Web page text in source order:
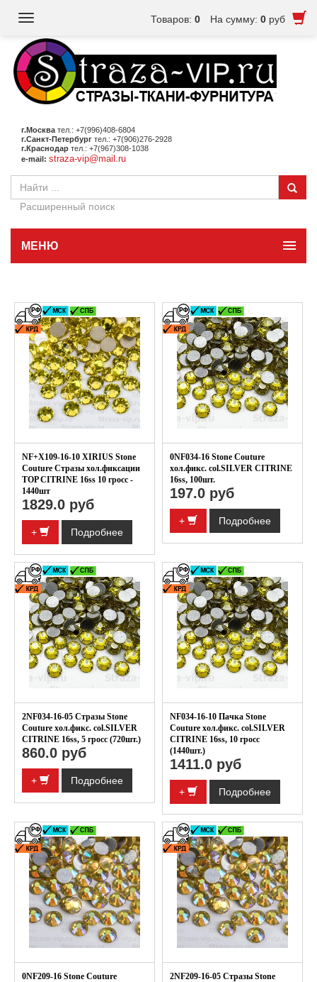
Товаров: 0 На сумму: 0 руб
Toggle
г.Москва тел.: +7(996)408-6804
г.Санкт-Петербург тел.: +7(906)276-2928
г.Краснодар тел.: +7(967)308-1038
e-mail: straza-vip@mail.ru
Расширенный поиск
МЕНЮ
NF+X109-16-10 XIRIUS Stone
Couture Стразы хол.фиксации
TOP CITRINE 16ss 10 гросс -
1440шт
1829.0 руб
+ Подробнее
0NF034-16 Stone Couture
хол.фикс. col.SILVER CITRINE
16ss, 100шт.
197.0 руб
+ Подробнее
2NF034-16-05 Стразы Stone
Couture хол.фикс. col.SILVER
CITRINE 16ss, 5 гросс (720шт.)
860.0 руб
+ Подробнее
NF034-16-10 Пачка Stone
Couture хол.фикс. col.SILVER
CITRINE 16ss, 10 гросс
(1440шт.)
1411.0 руб
+ Подробнее
0NF209-16 Stone Couture
2NF209-16-05 Стразы Stone